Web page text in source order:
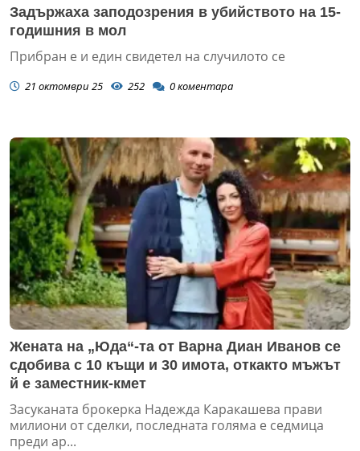
Задържаха заподозрения в убийството на 15-
годишния в мол
Прибран е и един свидетел на случилото се
21 октомври 25 252 0коментара
Жената на „Юда“-та от Варна Диан Иванов се
сдобива с 10 къщи и 30 имота, откакто мъжът
й е заместник-кмет
Засуканата брокерка Надежда Каракашева прави
милиони от сделки, последната голяма е седмица
преди ар...